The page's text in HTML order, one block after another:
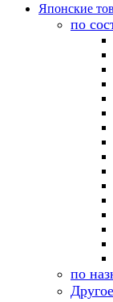
Японские
по
по
Другое